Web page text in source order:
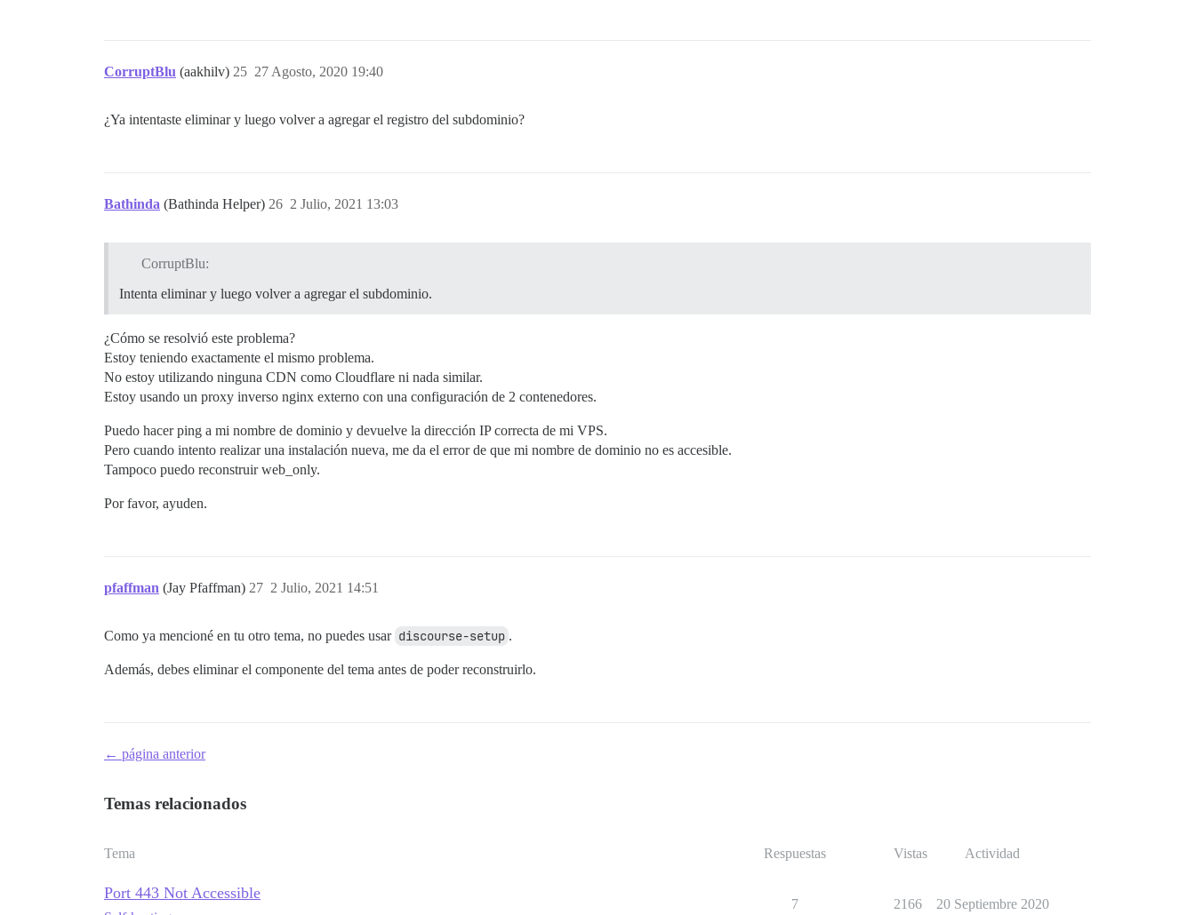
CorruptBlu (aakhilv) 27 Agosto, 2020 19:40
25
¿Ya intentaste eliminar y luego volver a agregar el registro del subdominio?
Bathinda (Bathinda Helper) 2 Julio, 2021 13:03
26
CorruptBlu:
Intenta eliminar y luego volver a agregar el subdominio.
¿Cómo se resolvió este problema?
Estoy teniendo exactamente el mismo problema.
No estoy utilizando ninguna CDN como Cloudflare ni nada similar.
Estoy usando un proxy inverso nginx externo con una configuración de 2 contenedores.
Puedo hacer ping a mi nombre de dominio y devuelve la dirección IP correcta de mi VPS.
Pero cuando intento realizar una instalación nueva, me da el error de que mi nombre de dominio no es accesible.
Tampoco puedo reconstruir web_only.
Por favor, ayuden.
pfaffman (Jay Pfaffman) 2 Julio, 2021 14:51
27
Como ya mencioné en tu otro tema, no puedes usar discourse-setup .
Además, debes eliminar el componente del tema antes de poder reconstruirlo.
← página anterior
Temas relacionados
Tema Respuestas Vistas Actividad
Port 443 Not Accessible
7 2166 20 Septiembre 2020